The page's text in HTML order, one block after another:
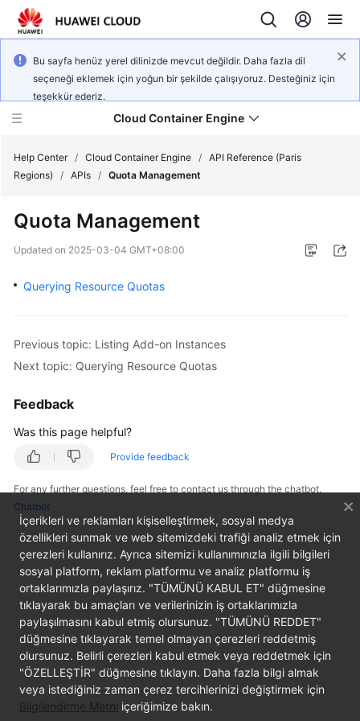
Bu sayfa henüz yerel dilinizde mevcut değildir. Daha fazla dil
seçeneği eklemek için yoğun bir şekilde çalışıyoruz. Desteğiniz için
teşekkür ederiz.
Cloud Container Engine
What's
Service
Overview
Billing
Kubernetes
Getting
Started
User
Guide
Best
Practices
API
Reference
Help Center / Cloud Container Engine / API Reference (Paris
Regions)
/ APIs / Quota Management
Quota Management
Updated on 2025-03-04 GMT+08:00
Querying Resource Quotas
Previous topic: Listing Add-on Instances
Next topic: Querying Resource Quotas
Feedback
Was this page helpful?
Provide feedback
For any further questions, feel free to contact us through the chatbot.
Chatbot
İçerikleri ve reklamları kişiselleştirmek, sosyal medya
özellikleri sunmak ve web sitemizdeki trafiği analiz etmek için
çerezleri kullanırız. Ayrıca sitemizi kullanımınızla ilgili bilgileri
sosyal platform, reklam platformu ve analiz platformu iş
ortaklarımızla paylaşırız. "TÜMÜNÜ KABUL ET" düğmesine
tıklayarak bu amaçları ve verilerinizin iş ortaklarımızla
paylaşılmasını kabul etmiş olursunuz. "TÜMÜNÜ REDDET"
düğmesine tıklayarak temel olmayan çerezleri reddetmiş
olursunuz. Belirli çerezleri kabul etmek veya reddetmek için
"ÖZELLEŞTİR" düğmesine tıklayın. Daha fazla bilgi almak
veya istediğiniz zaman çerez tercihlerinizi değiştirmek için
Bilgilendirme Metni içeriğimize bakın.